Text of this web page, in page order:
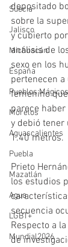
Suecia
Jalisco
Michoacán
España
Pueblos Mágicos
Morelos
Aguascalientes
Puebla
Mazatlán
Agua
LGBT+
Mundial2026
depositado
sobre la
y cubierto
análisis de
sexo en los
pertenecen
femenino
parece haber
y debió tener
1.40 metros.
Prieto
los estudios
secuencia
Respecto a
de